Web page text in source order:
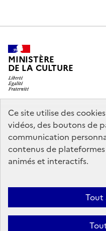
Ce site utilise des
vidéos, des boutons de
communication
contenus de
animés et interactifs.
Tout
MINISTÈRE
DE LA CULTURE
legifrance.gouv.fr
service-public.gouv.fr
Crédits Accessibilité :
Politique d’utilisation des
générale de protection des